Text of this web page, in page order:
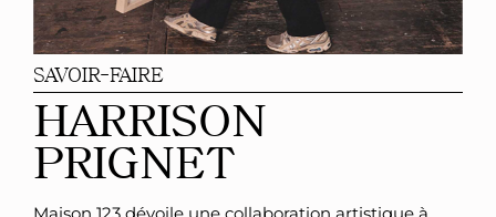
SAVOIR-FAIRE
HARRISON
PRIGNET